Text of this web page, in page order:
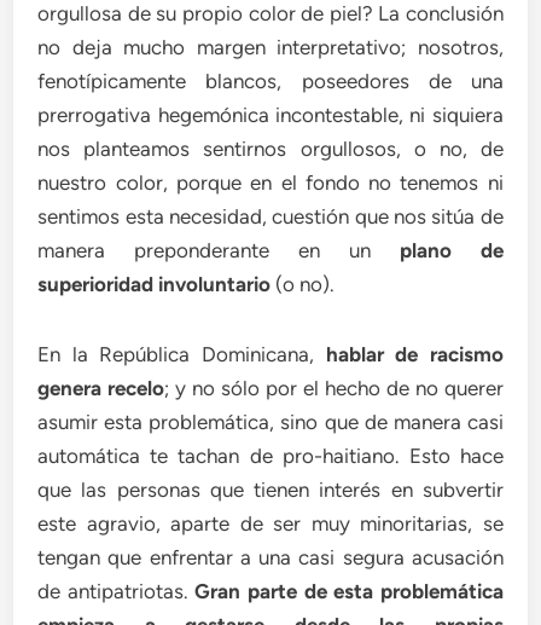
orgullosa de su propio color de piel? La conclusión
no deja mucho margen interpretativo; nosotros,
fenotípicamente blancos, poseedores de una
prerrogativa hegemónica incontestable, ni siquiera
nos planteamos sentirnos orgullosos, o no, de
nuestro color, porque en el fondo no tenemos ni
sentimos esta necesidad, cuestión que nos sitúa de
manera preponderante en un plano de
superioridad involuntario (o no).
En la República Dominicana, hablar de racismo
genera recelo; y no sólo por el hecho de no querer
asumir esta problemática, sino que de manera casi
automática te tachan de pro-haitiano. Esto hace
que las personas que tienen interés en subvertir
este agravio, aparte de ser muy minoritarias, se
tengan que enfrentar a una casi segura acusación
de antipatriotas.Gran parte de esta problemática